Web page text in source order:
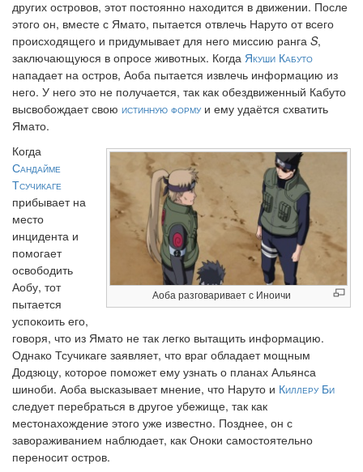
других островов, этот постоянно находится в движении. После
этого он, вместе с Ямато, пытается отвлечь Наруто от всего
происходящего и придумывает для него миссию ранга S,
заключающуюся в опросе животных. Когда Якуши Кабуто
нападает на остров, Аоба пытается извлечь информацию из
него. У него это не получается, так как обездвиженный Кабуто
высвобождает свою истинную формуи ему удаётся схватить
Ямато.
Аоба разговаривает с Иноичи
Когда
Сандайме
Тсучикаге
прибывает на
место
инцидента и
помогает
освободить
Аобу, тот
пытается
успокоить его,
говоря, что из Ямато не так легко вытащить информацию.
Однако Тсучикаге заявляет, что враг обладает мощным
Додзюцу, которое поможет ему узнать о планах Альянса
шиноби. Аоба высказывает мнение, что Наруто и Киллеру Би
следует перебраться в другое убежище, так как
местонахождение этого уже известно. Позднее, он с
завораживанием наблюдает, как Оноки самостоятельно
переносит остров.